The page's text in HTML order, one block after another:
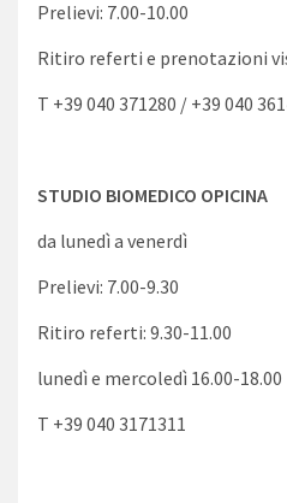
Prelievi: 7.00-10.00
Ritiro referti e prenotazioni
T +39 040 371280 / +39 040
STUDIO BIOMEDICO OPICINA
da lunedì a venerdì
Prelievi: 7.00-9.30
Ritiro referti: 9.30-11.00
lunedì e mercoledì 16.00-18.00
T +39 040 3171311